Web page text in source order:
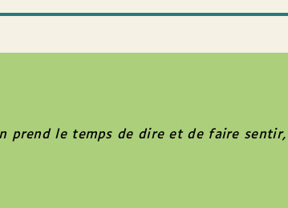
prend le temps de dire et de faire